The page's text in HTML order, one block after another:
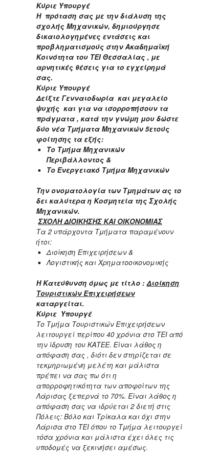
Κύριε Υπουργέ
Η πρόταση σας με την διάλυση της
σχολής Μηχανικών, δημιούργησε
δικαιολογημένες εντάσεις και
προβληματισμούς στην Ακαδημαϊκή
Κοινότητα του ΤΕΙ Θεσσαλίας , με
αρνητικές θέσεις για το εγχείρημά
σας.
Κύριε Υπουργέ
Δείξτε Γενναιοδωρία και μεγαλείο
ψυχής και για να ισορροπήσουν τα
πράγματα , κατά την γνώμη μου δώστε
δύο νέα Τμήματα Μηχανικών 5ετούς
φοίτησης τα εξής:
Το Τμήμα Μηχανικών
Περιβάλλοντος &
Το Ενεργειακό Τμήμα Μηχανικών
Την ονοματολογία των Τμημάτων ας το
δει καλύτερα η Κοσμητεία της Σχολής
Μηχανικών.
ΣΧΟΛΗ ΔΙΟΙΚΗΣΗΣ ΚΑΙ ΟΙΚΟΝΟΜΙΑΣ
Τα 2 υπάρχοντα Τμήματα παραμένουν
ήτοι:
Διοίκηση Επιχειρήσεων &
Λογιστικής και Χρηματοοικονομικής
Η Κατεύθυνση όμως με τίτλο :Διοίκηση
Τουριστικών Επιχειρήσεων
καταργείται.
Κύριε Υπουργέ
Το Τμήμα Τουριστικών Επιχειρήσεων
λειτουργεί περίπου 40 χρόνια στο ΤΕΙ από
την ίδρυση του ΚΑΤΕΕ. Είναι λάθος η
απόφαση σας , διότι δεν στηρίζεται σε
τεκμηριωμένη μελέτη και μάλιστα
πρέπει να σας πω ότι η
απορροφητικότητα των αποφοίτων της
Λάρισας ξεπερνά το 70%. Είναι λάθος η
απόφαση σας να ιδρύεται 2 διετή στις
Πόλεις: Βόλο και Τρίκαλα και όχι στην
Λάρισα στο ΤΕΙ όπου το Τμήμα λειτουργεί
τόσα χρόνια και μάλιστα έχει όλες τις
υποδομές να ξεκινήσει αμέσως.